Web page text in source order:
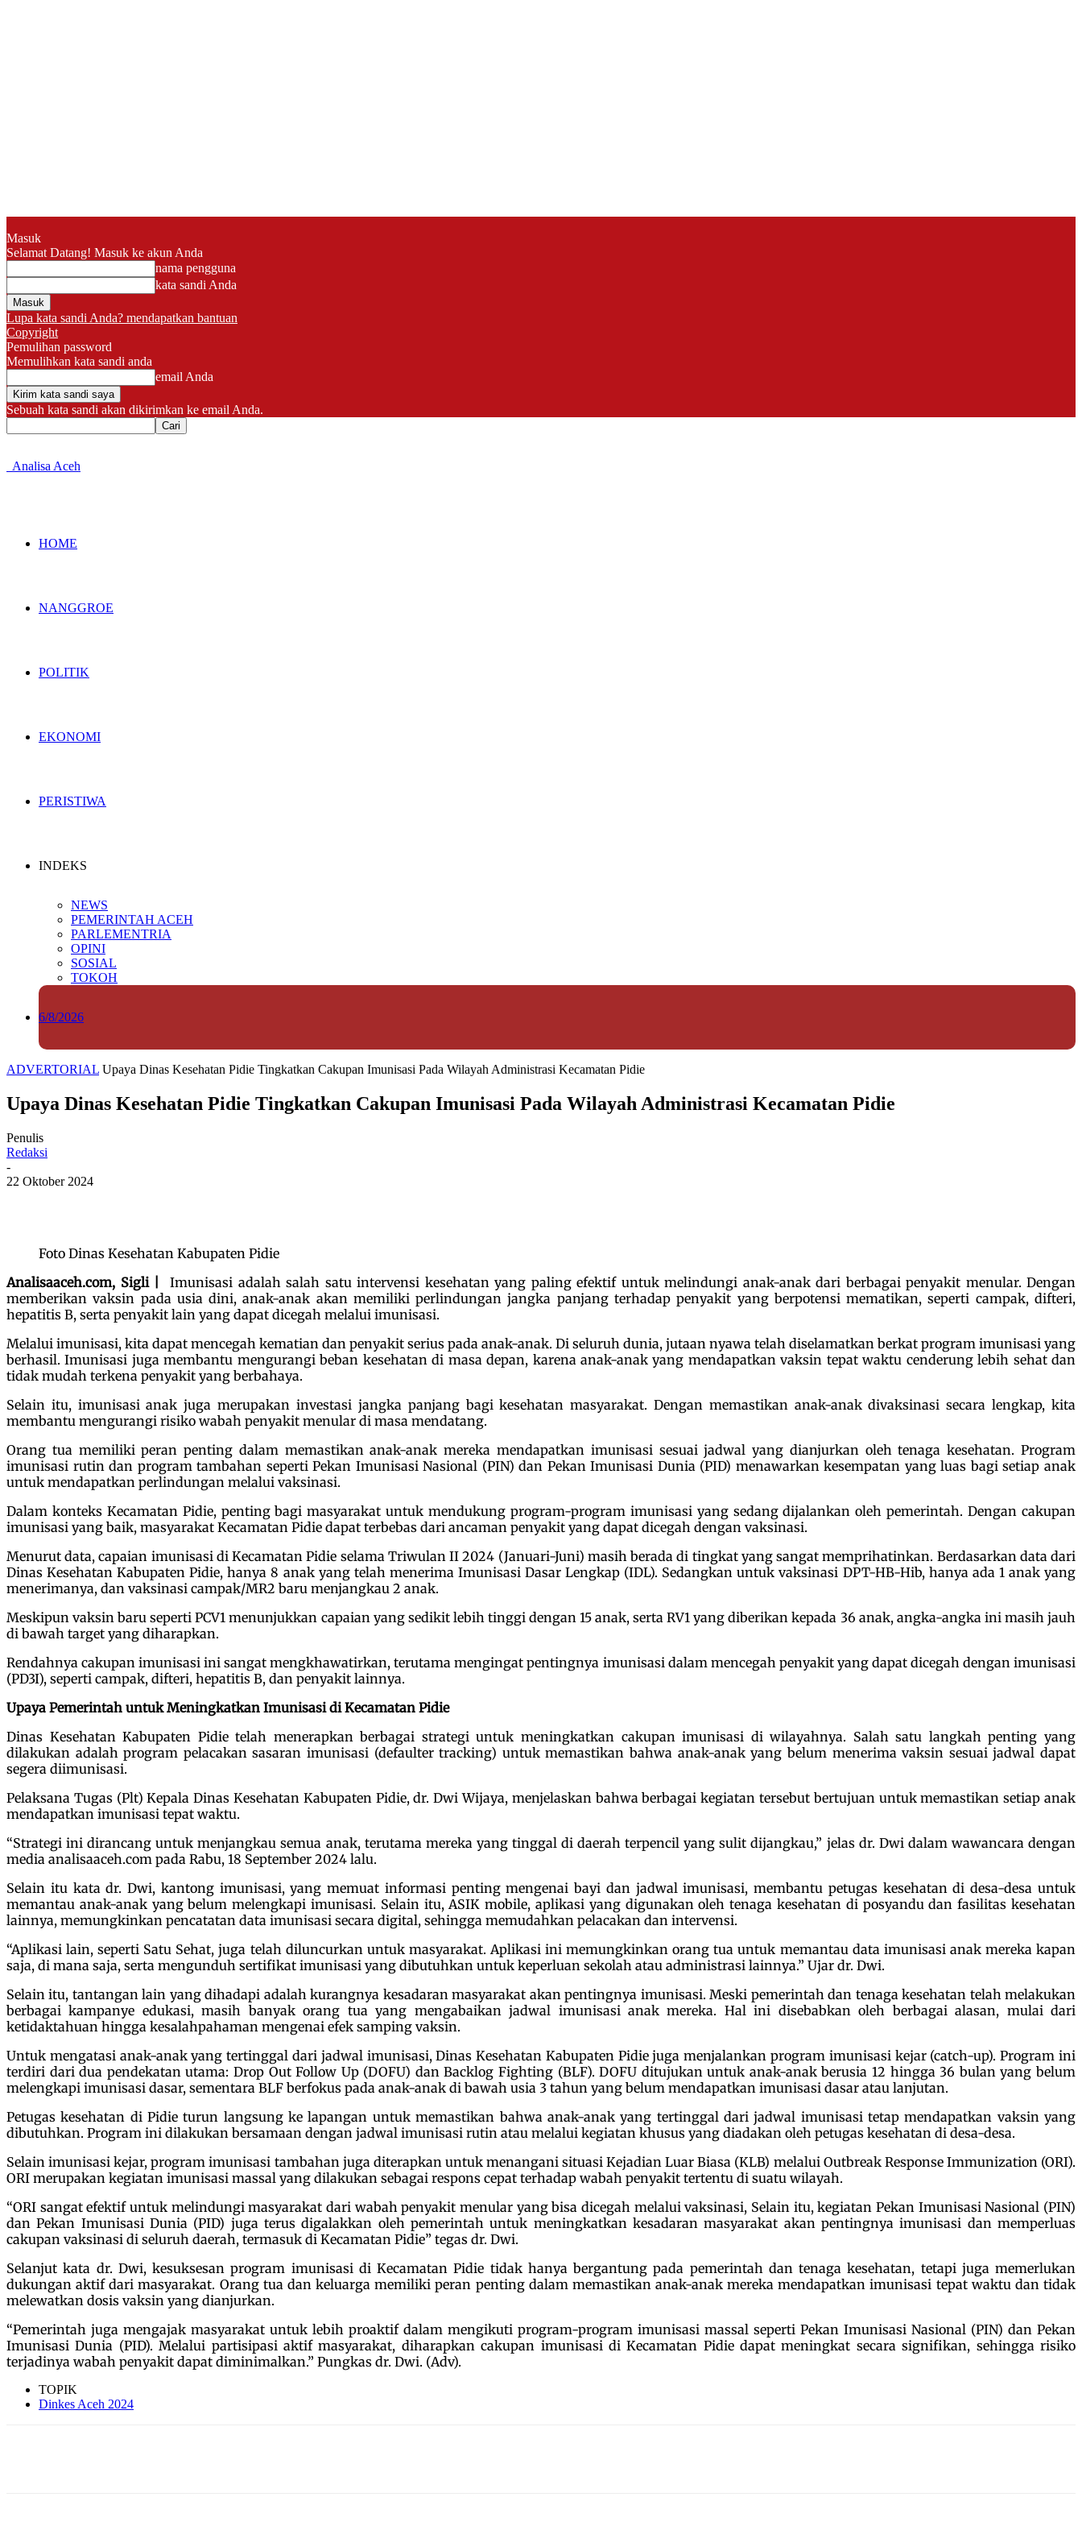
Masuk
Selamat Datang! Masuk ke akun Anda
nama pengguna
kata sandi Anda
Lupa kata sandi Anda? mendapatkan bantuan
Copyright
Pemulihan password
Memulihkan kata sandi anda
email Anda
Sebuah kata sandi akan dikirimkan ke email Anda.
Analisa Aceh
HOME
NANGGROE
POLITIK
EKONOMI
PERISTIWA
INDEKS
NEWS
PEMERINTAH ACEH
PARLEMENTRIA
OPINI
SOSIAL
TOKOH
6/8/2026
ADVERTORIAL Upaya Dinas Kesehatan Pidie Tingkatkan Cakupan Imunisasi Pada Wilayah Administrasi Kecamatan Pidie
Upaya Dinas Kesehatan Pidie Tingkatkan Cakupan Imunisasi Pada Wilayah Administrasi Kecamatan Pidie
Penulis
Redaksi
-
22 Oktober 2024
Foto Dinas Kesehatan Kabupaten Pidie
Analisaaceh.com, Sigli |
Imunisasi adalah salah satu intervensi kesehatan yang paling efektif untuk melindungi anak-anak dari berbagai penyakit menular. Dengan
memberikan vaksin pada usia dini, anak-anak akan memiliki perlindungan jangka panjang terhadap penyakit yang berpotensi mematikan, seperti campak, difteri,
hepatitis B, serta penyakit lain yang dapat dicegah melalui imunisasi.
Melalui imunisasi, kita dapat mencegah kematian dan penyakit serius pada anak-anak. Di seluruh dunia, jutaan nyawa telah diselamatkan berkat program imunisasi yang
berhasil. Imunisasi juga membantu mengurangi beban kesehatan di masa depan, karena anak-anak yang mendapatkan vaksin tepat waktu cenderung lebih sehat dan
tidak mudah terkena penyakit yang berbahaya.
Selain itu, imunisasi anak juga merupakan investasi jangka panjang bagi kesehatan masyarakat. Dengan memastikan anak-anak divaksinasi secara lengkap, kita
membantu mengurangi risiko wabah penyakit menular di masa mendatang.
Orang tua memiliki peran penting dalam memastikan anak-anak mereka mendapatkan imunisasi sesuai jadwal yang dianjurkan oleh tenaga kesehatan. Program
imunisasi rutin dan program tambahan seperti Pekan Imunisasi Nasional (PIN) dan Pekan Imunisasi Dunia (PID) menawarkan kesempatan yang luas bagi setiap anak
untuk mendapatkan perlindungan melalui vaksinasi.
Dalam konteks Kecamatan Pidie, penting bagi masyarakat untuk mendukung program-program imunisasi yang sedang dijalankan oleh pemerintah. Dengan cakupan
imunisasi yang baik, masyarakat Kecamatan Pidie dapat terbebas dari ancaman penyakit yang dapat dicegah dengan vaksinasi.
Menurut data, capaian imunisasi di Kecamatan Pidie selama Triwulan II 2024 (Januari-Juni) masih berada di tingkat yang sangat memprihatinkan. Berdasarkan data dari
Dinas Kesehatan Kabupaten Pidie, hanya 8 anak yang telah menerima Imunisasi Dasar Lengkap (IDL). Sedangkan untuk vaksinasi DPT-HB-Hib, hanya ada 1 anak yang
menerimanya, dan vaksinasi campak/MR2 baru menjangkau 2 anak.
Meskipun vaksin baru seperti PCV1 menunjukkan capaian yang sedikit lebih tinggi dengan 15 anak, serta RV1 yang diberikan kepada 36 anak, angka-angka ini masih jauh
di bawah target yang diharapkan.
Rendahnya cakupan imunisasi ini sangat mengkhawatirkan, terutama mengingat pentingnya imunisasi dalam mencegah penyakit yang dapat dicegah dengan imunisasi
(PD3I), seperti campak, difteri, hepatitis B, dan penyakit lainnya.
Upaya Pemerintah untuk Meningkatkan Imunisasi di Kecamatan Pidie
Dinas Kesehatan Kabupaten Pidie telah menerapkan berbagai strategi untuk meningkatkan cakupan imunisasi di wilayahnya. Salah satu langkah penting yang
dilakukan adalah program pelacakan sasaran imunisasi (defaulter tracking) untuk memastikan bahwa anak-anak yang belum menerima vaksin sesuai jadwal dapat
segera diimunisasi.
Pelaksana Tugas (Plt) Kepala Dinas Kesehatan Kabupaten Pidie, dr. Dwi Wijaya, menjelaskan bahwa berbagai kegiatan tersebut bertujuan untuk memastikan setiap anak
mendapatkan imunisasi tepat waktu.
“Strategi ini dirancang untuk menjangkau semua anak, terutama mereka yang tinggal di daerah terpencil yang sulit dijangkau,” jelas dr. Dwi dalam wawancara dengan
media analisaaceh.com pada Rabu, 18 September 2024 lalu.
Selain itu kata dr. Dwi, kantong imunisasi, yang memuat informasi penting mengenai bayi dan jadwal imunisasi, membantu petugas kesehatan di desa-desa untuk
memantau anak-anak yang belum melengkapi imunisasi. Selain itu, ASIK mobile, aplikasi yang digunakan oleh tenaga kesehatan di posyandu dan fasilitas kesehatan
lainnya, memungkinkan pencatatan data imunisasi secara digital, sehingga memudahkan pelacakan dan intervensi.
“Aplikasi lain, seperti Satu Sehat, juga telah diluncurkan untuk masyarakat. Aplikasi ini memungkinkan orang tua untuk memantau data imunisasi anak mereka kapan
saja, di mana saja, serta mengunduh sertifikat imunisasi yang dibutuhkan untuk keperluan sekolah atau administrasi lainnya.” Ujar dr. Dwi.
Selain itu, tantangan lain yang dihadapi adalah kurangnya kesadaran masyarakat akan pentingnya imunisasi. Meski pemerintah dan tenaga kesehatan telah melakukan
berbagai kampanye edukasi, masih banyak orang tua yang mengabaikan jadwal imunisasi anak mereka. Hal ini disebabkan oleh berbagai alasan, mulai dari
ketidaktahuan hingga kesalahpahaman mengenai efek samping vaksin.
Untuk mengatasi anak-anak yang tertinggal dari jadwal imunisasi, Dinas Kesehatan Kabupaten Pidie juga menjalankan program imunisasi kejar (catch-up). Program ini
terdiri dari dua pendekatan utama: Drop Out Follow Up (DOFU) dan Backlog Fighting (BLF). DOFU ditujukan untuk anak-anak berusia 12 hingga 36 bulan yang belum
melengkapi imunisasi dasar, sementara BLF berfokus pada anak-anak di bawah usia 3 tahun yang belum mendapatkan imunisasi dasar atau lanjutan.
Petugas kesehatan di Pidie turun langsung ke lapangan untuk memastikan bahwa anak-anak yang tertinggal dari jadwal imunisasi tetap mendapatkan vaksin yang
dibutuhkan. Program ini dilakukan bersamaan dengan jadwal imunisasi rutin atau melalui kegiatan khusus yang diadakan oleh petugas kesehatan di desa-desa.
Selain imunisasi kejar, program imunisasi tambahan juga diterapkan untuk menangani situasi Kejadian Luar Biasa (KLB) melalui Outbreak Response Immunization (ORI).
ORI merupakan kegiatan imunisasi massal yang dilakukan sebagai respons cepat terhadap wabah penyakit tertentu di suatu wilayah.
“ORI sangat efektif untuk melindungi masyarakat dari wabah penyakit menular yang bisa dicegah melalui vaksinasi, Selain itu, kegiatan Pekan Imunisasi Nasional (PIN)
dan Pekan Imunisasi Dunia (PID) juga terus digalakkan oleh pemerintah untuk meningkatkan kesadaran masyarakat akan pentingnya imunisasi dan memperluas
cakupan vaksinasi di seluruh daerah, termasuk di Kecamatan Pidie” tegas dr. Dwi.
Selanjut kata dr. Dwi, kesuksesan program imunisasi di Kecamatan Pidie tidak hanya bergantung pada pemerintah dan tenaga kesehatan, tetapi juga memerlukan
dukungan aktif dari masyarakat. Orang tua dan keluarga memiliki peran penting dalam memastikan anak-anak mereka mendapatkan imunisasi tepat waktu dan tidak
melewatkan dosis vaksin yang dianjurkan.
“Pemerintah juga mengajak masyarakat untuk lebih proaktif dalam mengikuti program-program imunisasi massal seperti Pekan Imunisasi Nasional (PIN) dan Pekan
Imunisasi Dunia (PID). Melalui partisipasi aktif masyarakat, diharapkan cakupan imunisasi di Kecamatan Pidie dapat meningkat secara signifikan, sehingga risiko
terjadinya wabah penyakit dapat diminimalkan.” Pungkas dr. Dwi. (Adv).
TOPIK
Dinkes Aceh 2024